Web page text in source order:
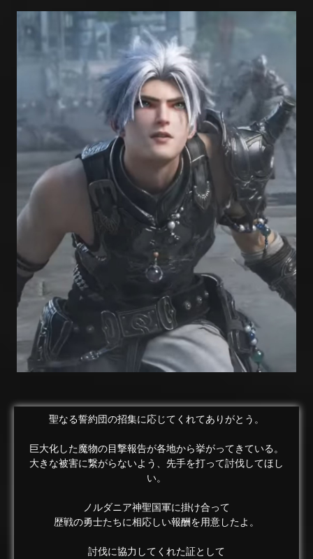
聖なる誓約団の招集に応じてくれてありがとう。
巨大化した魔物の目撃報告が各地から挙がってきている。
大きな被害に繋がらないよう、先手を打って討伐してほし
い。
ノルダニア神聖国軍に掛け合って
歴戦の勇士たちに相応しい報酬を用意したよ。
討伐に協力してくれた証として